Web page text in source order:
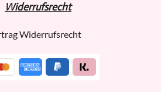
Widerrufsrecht
Widerrufsrecht